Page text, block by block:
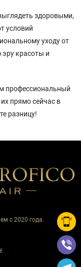
здоровыми,
условий
уходу от
эру красоты и
профессиональный
прямо сейчас в
разницу!
с 2020 года.